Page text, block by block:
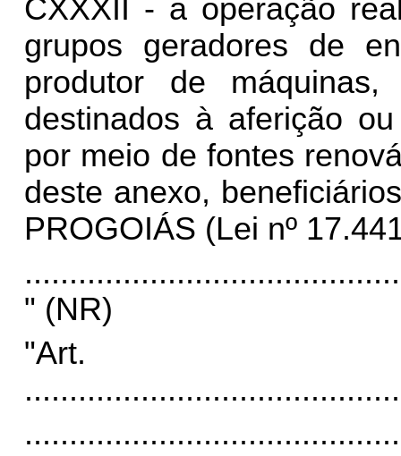
CXXXII - a operação
grupos geradores de
produtor de máquinas,
destinados à aferição
por meio de fontes
deste anexo,
PROGOIÁS (Lei nº
" (NR)